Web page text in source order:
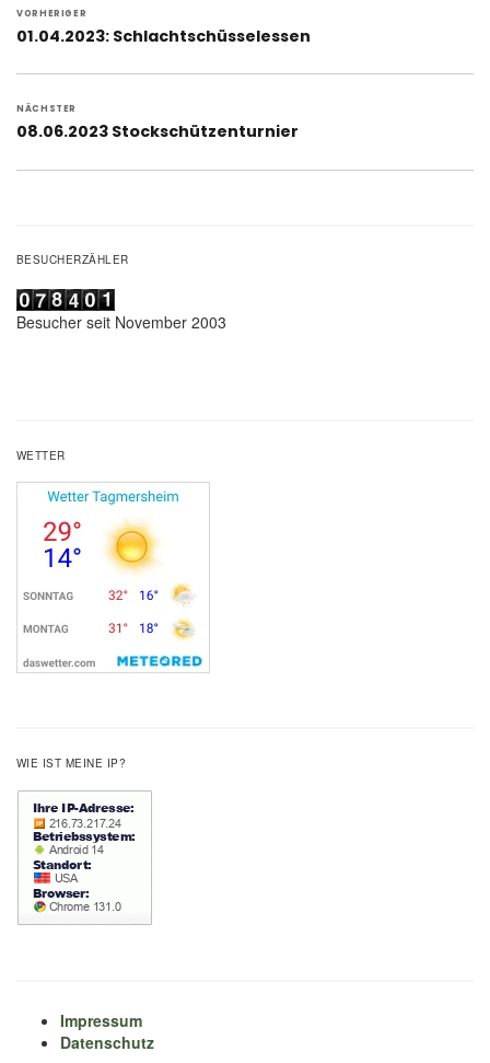
VORHERIGER
Vorheriger
01.04.2023: Schlachtschüsselessen
NÄCHSTER
Nächster
08.06.2023 Stockschützenturnier
BESUCHERZÄHLER
Besucher seit November 2003
WETTER
WIE IST MEINE IP?
Impressum
Datenschutz